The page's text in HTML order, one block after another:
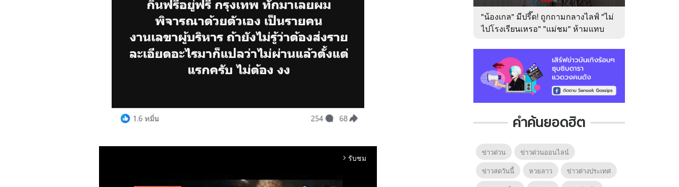
arrow_forward_ios รับชม
"น้องเกล" มีปรี๊ด! ถูกถามกลางไลฟ์ "ไม่
ไปโรงเรียนเหรอ" "แม่ชม" ห้ามแทบ
คำค้นยอดฮิต
ข่าวด่วน
ข่าวด่วนออนไลน์
ข่าวสดวันนี้
หวยลาว
ข่าวต่างประเทศ